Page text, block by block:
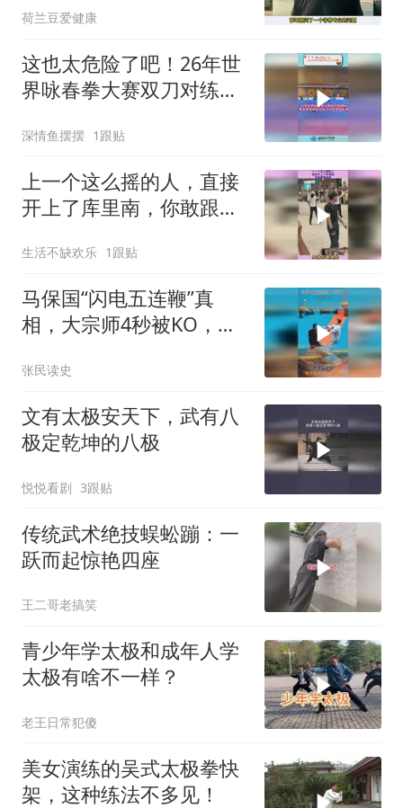
荷兰豆爱健康
这也太危险了吧！26年世
界咏春拳大赛双刀对练金
深情鱼摆摆 1跟贴
上一个这么摇的人，直接
开上了库里南，你敢跟着
生活不缺欢乐 1跟贴
马保国“闪电五连鞭”真
相，大宗师4秒被KO，全
张民读史
文有太极安天下，武有八
极定乾坤的八极
悦悦看剧 3跟贴
传统武术绝技蜈蚣蹦：一
跃而起惊艳四座
王二哥老搞笑
青少年学太极和成年人学
太极有啥不一样？
老王日常犯傻
美女演练的吴式太极拳快
架，这种练法不多见！